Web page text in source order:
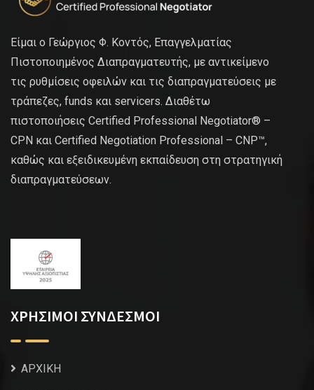
Είμαι ο Γεώργιος Φ. Κοντός, Επαγγελματίας
Πιστοποιημένος Διαπραγματευτής, με αντικείμενο
τις ρυθμίσεις οφειλών και τις διαπραγματεύσεις με
τράπεζες, funds και servicers. Διαθέτω
πιστοποιήσεις Certified Professional Negotiator® –
CPN και Certified Negotiation Professional – CNP™,
καθώς και εξειδικευμένη εκπαίδευση στη στρατηγική
διαπραγματεύσεων.
ΧΡΗΣΙΜΟΙ ΣΥΝΔΕΣΜΟΙ
ΑΡΧΙΚΗ